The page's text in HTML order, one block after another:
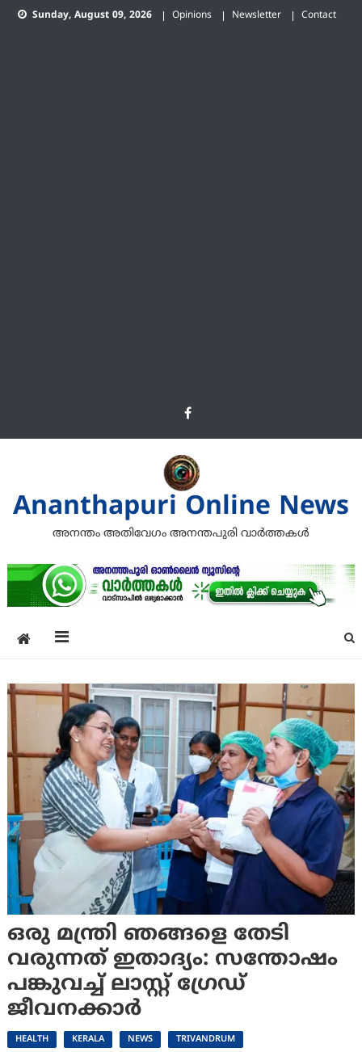
Skip
Sunday, August 09, 2026 Opinions Newsletter Contact
Ananthapuri Online News
അനന്തം അതിവേഗം അനന്തപുരി വാര്‍ത്തകള്‍
ഒരു മന്ത്രി ഞങ്ങളെ തേടി
വരുന്നത് ഇതാദ്യം: സന്തോഷം
പങ്കുവച്ച് ലാസ്റ്റ് ഗ്രേഡ്
ജീവനക്കാര്‍
HEALTH KERALA NEWS TRIVANDRUM